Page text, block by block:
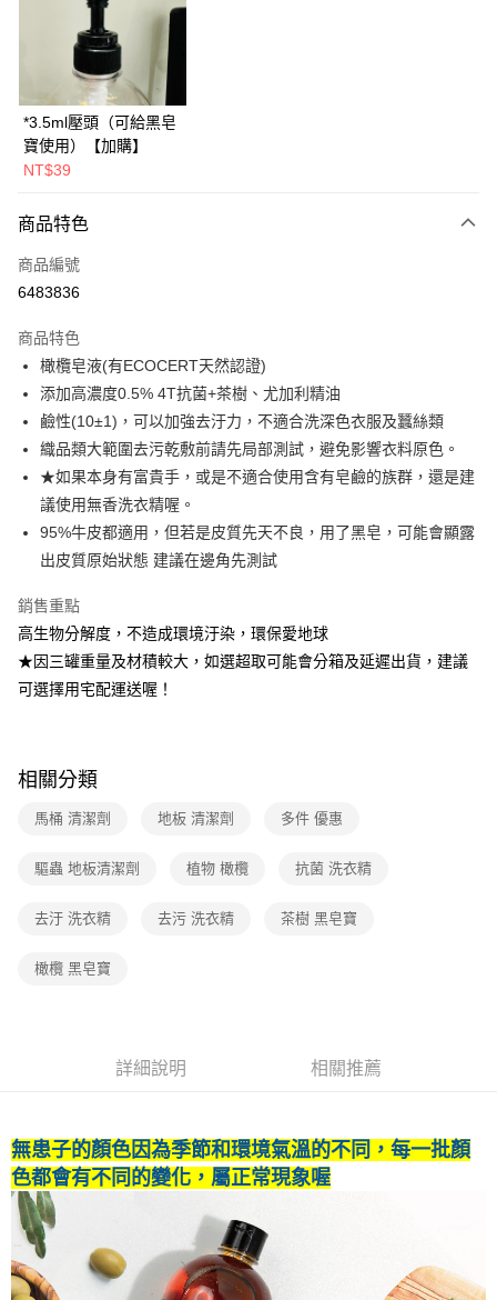
Apple Pay
Google Pay
大哥付你分期
相關說明
1.本服務由台灣大哥大提供，台灣大哥大用戶可立即使用無須另外申請。
流程，驗證手機門號後，選擇欲分期的期數、繳款截止日，確認付款後即完
成交易。
消。如遇「轉專審核」未通過狀況，表示未達大哥付你分期系統評分，恕無
法說明評估內容。
【繳款方式說明】
1.分期款項不併入電信帳單，「大哥付你分期」於每月結算日後寄送繳費提
醒簡訊。
2.透過簡訊連結打開帳單後，可選擇「超商條碼／台灣大直營門市／銀行轉
【注意事項】
1.本服務係由「台灣大哥大股份有限公司」（以下簡稱本公司）所提供，讓
用戶於交易時，得透過本服務購買商品或服務，並由商店將買賣／分期付款
買賣價金債權讓與本公司後，依約使用本公司帳單繳交帳款。
資料（包含姓名、電話或地址）提供予台灣大哥大進項蒐集、處理及利用，
由本公司與您本人進行分期帳單所需資料之確認、核對及更正。
3.完整用戶服務條款，請詳閱以下連結：https://oppay.tw/userRule
AFTEE先享後付
【關於「AFTEE先享後付」】
AFTEE先享後付是「在收到商品之後才付款」的支付方式。 讓您購物簡單
１．簡單：不需註冊會員、不需綁卡、不需儲值。
３．安心：先確認商品／服務後，再付款。
【「AFTEE先享後付」結帳流程】
１．於結帳方式選擇「AFTEE先享後付」後，將跳轉至「AFTEE先享後付」
結帳頁面，進行簡訊認證並確認金額後，即可完成結帳。
２．訂單成立數日內，您將收到繳費通知簡訊。
３．收到繳費通知簡訊後14天內，點擊此簡訊中的連結，可透過四大超商／
ATM／網路銀行／等多元方式進行付款，方視為交易完成。
※ 請注意：結帳手續完成當下不需立刻繳費，但若您需要取消訂單，請聯絡
購買商品的店家。未經商家同意取消之訂單仍視為有效，需透過AFTEE先享
是否繳費成功／繳費後需取消欲退款等相關疑問，請聯繫「AFTEE先享後付
客戶支援中心」https://netprotections.freshdesk.com/support/home
【注意事項】
１．透過由恩沛科技股份有限公司提供之「AFTEE先享後付」服務完成之交
https://aftee.tw/terms/#terms3
３．未成年的使用者請事先徵得法定代理人或監護人之同意方可使用
「AFTEE先享後付」，若未經同意申辦者引起之損失，本公司不負相關責
時審查核予不同之上限額度；若仍有額度不足之情形，本公司將視審查結果
５．嚴禁一人註冊多個帳號或使用他人資訊註冊。若發現惡意使用之情形，
ATM付款
貨到付款
運送方式
全家取貨付款
免運費
7-11取貨付款
免運費
宅配（黑貓）信用卡／行動支付
免運費
外島宅配 - 黑貓／大榮
免運費
貨到付款
免運費
*3.5ml壓頭（可給黑皂
寶使用）【加購】
NT$39
商品特色
商品編號
6483836
商品特色
橄欖皂液(有ECOCERT天然認證)
添加高濃度0.5% 4T抗菌+茶樹、尤加利精油
鹼性(10±1)，可以加強去汙力，不適合洗深色衣服及蠶絲類
織品類大範圍去污乾敷前請先局部測試，避免影響衣料原色。
★如果本身有富貴手，或是不適合使用含有皂鹼的族群，還是建
議使用無香洗衣精喔。
95%牛皮都適用，但若是皮質先天不良，用了黑皂，可能會顯露
出皮質原始狀態 建議在邊角先測試
銷售重點
高生物分解度，不造成環境汙染，環保愛地球
★因三罐重量及材積較大，如選超取可能會分箱及延遲出貨，建議
可選擇用宅配運送喔！
相關分類
馬桶 清潔劑 地板 清潔劑 多件 優惠
驅蟲 地板清潔劑 植物 橄欖 抗菌 洗衣精
去汙 洗衣精 去污 洗衣精 茶樹 黑皂寶
橄欖 黑皂寶
詳細說明 相關推薦
無患子的顏色因為季節和環境氣溫的不同，每一批顏
色都會有不同的變化，屬正常現象喔